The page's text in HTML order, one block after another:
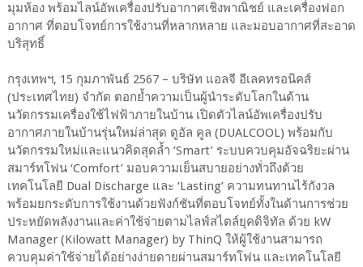
มุมห้อง พร้อมไลน์อัพเครื่องปรับอากาศเชิงพาณิชย์ และเครื่องฟอก
อากาศ ที่ตอบโจทย์การใช้งานที่หลากหลาย และมอบอากาศที่สะอาด
บริสุทธิ์
กรุงเทพฯ, 15 กุมภาพันธ์ 2567 – บริษัท แอลจี อีเลคทรอนิคส์
(ประเทศไทย) จำกัด ตอกย้ำความเป็นผู้นำระดับโลกในด้าน
นวัตกรรมเครื่องใช้ไฟฟ้าภายในบ้าน เปิดตัวไลน์อัพเครื่องปรับ
อากาศภายในบ้านรุ่นใหม่ล่าสุด ดูอัล คูล (DUALCOOL) พร้อมกับ
นวัตกรรมใหม่และแนวคิดสุดล้ำ ‘Smart’ ระบบควบคุมอัจฉริยะผ่าน
สมาร์ทโฟน ‘Comfort’ มอบความเย็นสบายอย่างทั่วถึงด้วย
เทคโนโลยี Dual Discharge และ ‘Lasting’ ความทนทานไร้กังวล
พร้อมยกระดับการใช้งานด้วยฟังก์ชันที่ตอบโจทย์ทั้งในด้านการช่วย
ประหยัดพลังงานและค่าใช้จ่ายตามไลฟ์สไตล์ยุคดิจิทัล ด้วย kW
Manager (Kilowatt Manager) by ThinQ ให้ผู้ใช้งานสามารถ
ควบคุมค่าใช้จ่ายได้อย่างง่ายดายผ่านสมาร์ทโฟน และเทคโนโลยี